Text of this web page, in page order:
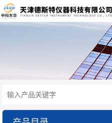
产品展示
行业应用